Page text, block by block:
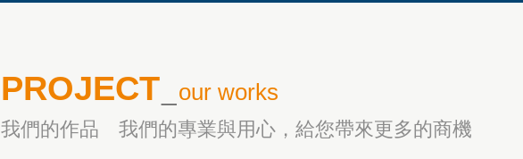
PROJECT our works
我們的作品 我們的專業與用心，給您帶來更多的商機